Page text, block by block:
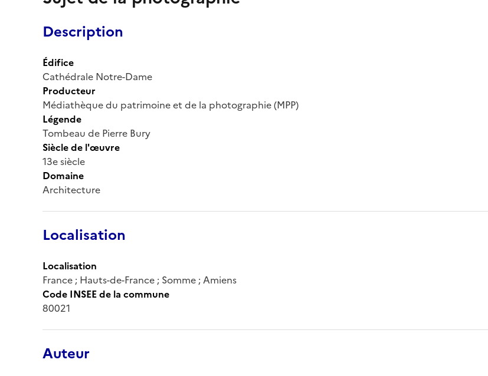
Description
Édifice
Cathédrale Notre-Dame
Producteur
Médiathèque du patrimoine et de la photographie (MPP)
Légende
Tombeau de Pierre Bury
Siècle de l'œuvre
13e siècle
Domaine
Architecture
Localisation
Localisation
France ; Hauts-de-France ; Somme ; Amiens
Code INSEE de la commune
80021
Auteur